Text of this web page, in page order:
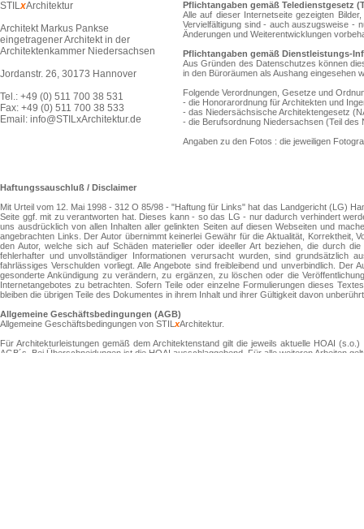
STILxArchitektur
Architekt Markus Pankse
eingetragener Architekt in der
Architektenkammer Niedersachsen
Jordanstr. 26, 30173 Hannover
Tel.: +49 (0) 511 700 38 531
Fax: +49 (0) 511 700 38 533
Email: info@STILxArchitektur.de
Pflichtangaben gemäß Teledienstgesetz
Alle auf dieser Internetseite gezeigten
Vervielfältigung sind - auch auszugsweise -
Änderungen und Weiterentwicklungen
Pflichtangaben gemäß Dienstleistungs-
Aus Gründen des Datenschutzes können
in den Büroräumen als Aushang eingesehen
Folgende Verordnungen, Gesetze und
- die Honorarordnung für Architekten und
- das Niedersächsische Architektengesetz
- die Berufsordnung Niedersachsen (Teil des
Angaben zu den Fotos : die jeweiligen